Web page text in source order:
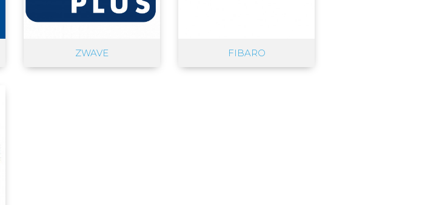
ZWAVE FIBARO